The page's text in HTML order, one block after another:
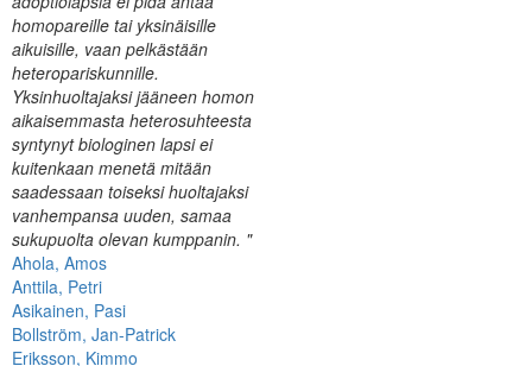
homopareille tai yksinäisille
aikuisille, vaan pelkästään
heteropariskunnille.
Yksinhuoltajaksi jääneen homon
aikaisemmasta heterosuhteesta
syntynyt biologinen lapsi ei
kuitenkaan menetä mitään
saadessaan toiseksi huoltajaksi
vanhempansa uuden, samaa
sukupuolta olevan kumppanin. "
Ahola, Amos
Anttila, Petri
Asikainen, Pasi
Bollström, Jan-Patrick
Eriksson, Kimmo